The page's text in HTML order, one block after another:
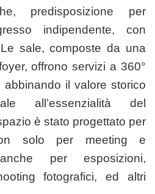
predisposizione per
indipendente, con
sale, composte da una
offrono servizi a 360°
il valore storico
all’essenzialità del
è stato progettato per
solo per meeting e
per esposizioni,
fotografici, ed altri